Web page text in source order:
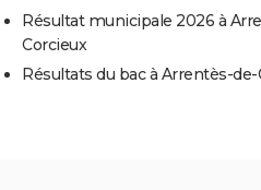
Résultat municipale 2026 à
Corcieux
Résultats du bac à Arrentès-de-